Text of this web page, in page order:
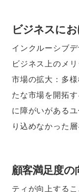
ビジネスに
インクルーシブ
ビジネス上のメ
市場の拡大：多
たな市場を開拓
に障がいがある
り込めなかった
顧客満足度の
ティが向上する